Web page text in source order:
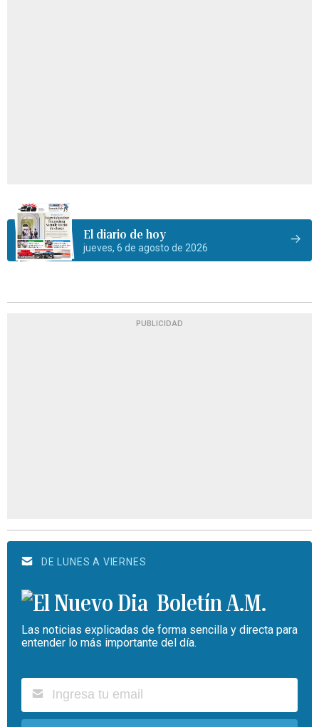
El diario de hoy
jueves, 6 de agosto de 2026
PUBLICIDAD
DE LUNES A VIERNES
Boletín A.M.
Las noticias explicadas de forma sencilla y directa para
entender lo más importante del día.